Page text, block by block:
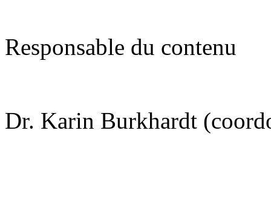
Responsable du contenu
Dr. Karin Burkhardt